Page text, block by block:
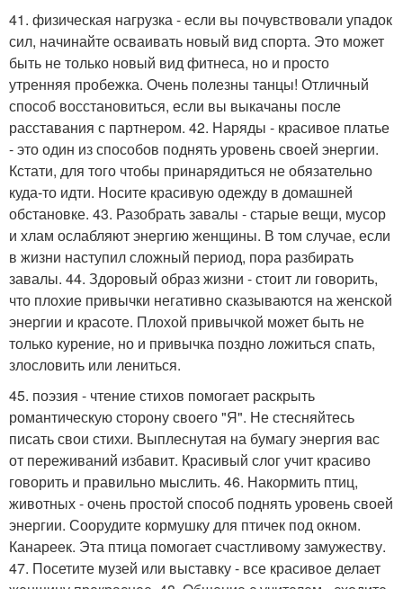
41. физическая нагрузка - если вы почувствовали упадок
сил, начинайте осваивать новый вид спорта. Это может
быть не только новый вид фитнеса, но и просто
утренняя пробежка. Очень полезны танцы! Отличный
способ восстановиться, если вы выкачаны после
расставания с партнером. 42. Наряды - красивое платье
- это один из способов поднять уровень своей энергии.
Кстати, для того чтобы принарядиться не обязательно
куда-то идти. Носите красивую одежду в домашней
обстановке. 43. Разобрать завалы - старые вещи, мусор
и хлам ослабляют энергию женщины. В том случае, если
в жизни наступил сложный период, пора разбирать
завалы. 44. Здоровый образ жизни - стоит ли говорить,
что плохие привычки негативно сказываются на женской
энергии и красоте. Плохой привычкой может быть не
только курение, но и привычка поздно ложиться спать,
злословить или лениться.
45. поэзия - чтение стихов помогает раскрыть
романтическую сторону своего "Я". Не стесняйтесь
писать свои стихи. Выплеснутая на бумагу энергия вас
от переживаний избавит. Красивый слог учит красиво
говорить и правильно мыслить. 46. Накормить птиц,
животных - очень простой способ поднять уровень своей
энергии. Соорудите кормушку для птичек под окном.
Канареек. Эта птица помогает счастливому замужеству.
47. Посетите музей или выставку - все красивое делает